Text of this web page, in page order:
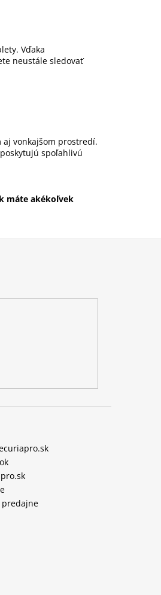
Vďaka
neustále sledovať
vonkajšom prostredí.
spoľahlivú
máte akékoľvek
predajne